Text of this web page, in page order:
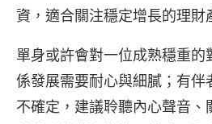
資，適合關注穩定增長的理財
單身或許會對一位成熟穩重的
係發展需要耐心與細膩；有伴
不確定，建議聆聽內心聲音、